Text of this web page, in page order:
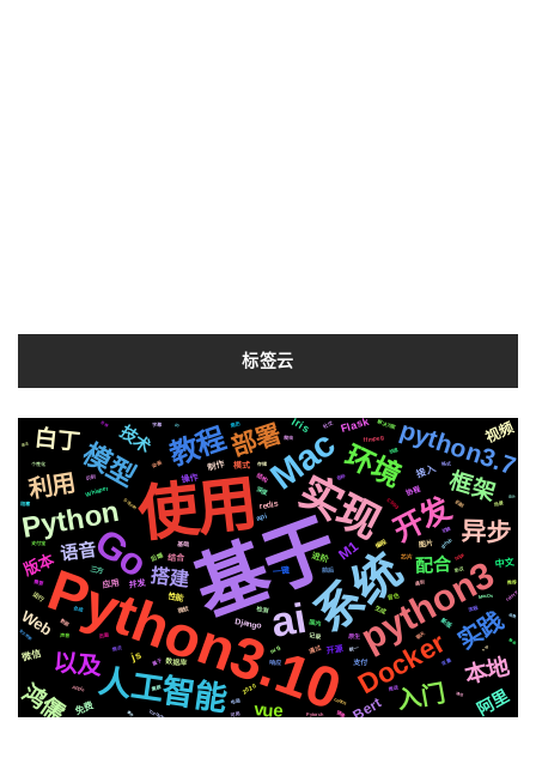
标签云
基于
使用
Python3.10系统
ai
实现
Go
python3
Mac
人工智能
开发
环境
教程
Python
Docker
模型 部署 python3.7
异步
以及
利用
实践
入门
框架
本地
白丁
鸿儒
搭建
配合
语音
vue
技术
阿里
版本
Web
Bert
M1
视频
js
Iris Flask
接入
中文
微信
免费
Django
一键
进阶
redis
结合
性能
并发
模式
开源
操作
制作
应用
三方
图片
数据库 支付
协程
api
前后
检测
基础
2020
微软
国内
后端
Whisper 深度
记录
编程
通过
新版
svg
生成
结构
运行 音色
响应
ffmpeg
原生
芯片
各种
存储
Silicon
遇到
统一
CSS3
github
切换
动画
爬虫
属于
情况
协议
io
聊天
合成
页面
https
Pytorch
MacOs
支付宝
简历
快速
布局
Tornado
个性化
识别
集群
流程
可用
声音
机制
社交
数据
centos
推送
需要
解决方案
格式
字幕
变量
推荐
celery
场景
阻塞
镜像
Apple
函数
设计
静态
通信
语法
事件
在线
http
全文检索